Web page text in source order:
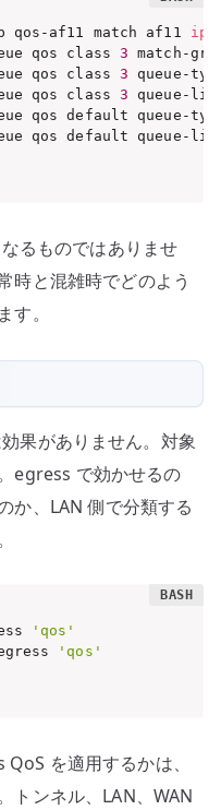
af11 match af11 ip
qos class 3 match-
qos class 3 queue-
qos class 3 queue-
qos default queue-
qos default queue-
るものではありませ
時と混雑時でどのよう
。
果がありません。対象
egress で効かせるの
か、LAN 側で分類する
'qos'
'qos'
を適用するかは、
トンネル、LAN、WAN